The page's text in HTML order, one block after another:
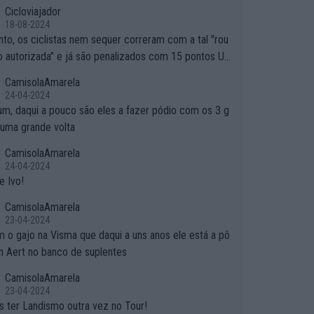
Cicloviajador
18-08-2024
os ciclistas nem sequer correram com a tal "rou
autorizada" e já são penalizados com 15 pontos UC
entende... Mas penalizar os atletas retirando-lhes
Isto é roubar na secretaria o que os atletas con
na estrada!
CamisolaAmarela
24-04-2024
daqui a pouco são eles a fazer pódio com os 3 g
grande volta
CamisolaAmarela
24-04-2024
Ivo!
CamisolaAmarela
23-04-2024
o gajo na Visma que daqui a uns anos ele está a pô
Aert no banco de suplentes
CamisolaAmarela
23-04-2024
ter Landismo outra vez no Tour!